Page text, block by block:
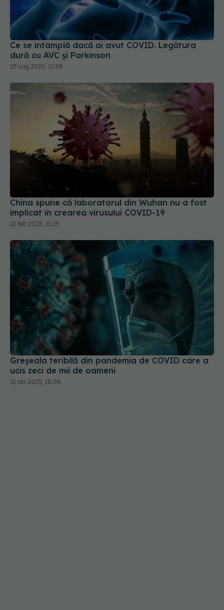
Ce se întâmplă dacă ai avut COVID. Legătura
dură cu AVC și Parkinson
25 aug 2025, 12:58
China spune că laboratorul din Wuhan nu a fost
implicat în crearea virusului COVID-19
12 feb 2025, 11:25
Greșeala teribilă din pandemia de COVID care a
ucis zeci de mii de oameni
21 noi 2025, 18:08